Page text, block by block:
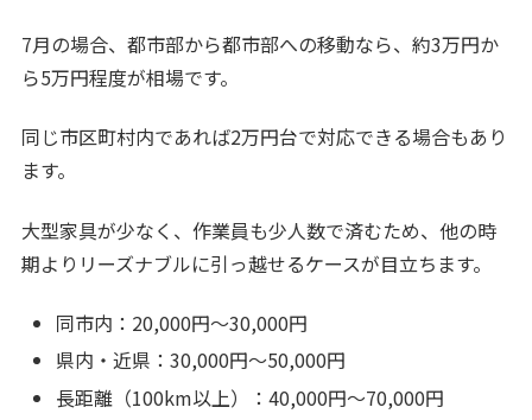
7月の場合、都市部から都市部への移動なら、約3万円か
ら5万円程度が相場です。
同じ市区町村内であれば2万円台で対応できる場合もあり
ます。
大型家具が少なく、作業員も少人数で済むため、他の時
期よりリーズナブルに引っ越せるケースが目立ちます。
同市内：20,000円～30,000円
県内・近県：30,000円～50,000円
長距離（100km以上）：40,000円～70,000円